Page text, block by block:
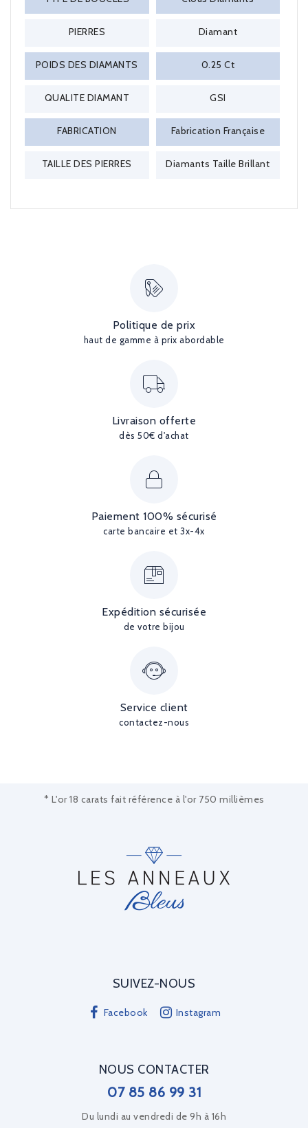
PIERRES Diamant
POIDS DES DIAMANTS 0.25 Ct
QUALITE DIAMANT GSI
FABRICATION Fabrication Française
TAILLE DES PIERRES Diamants Taille Brillant
Politique de prix
haut de gamme à prix abordable
Livraison offerte
dès 50€ d'achat
Paiement 100% sécurisé
carte bancaire et 3x-4x
Expédition sécurisée
de votre bijou
Service client
contactez-nous
* L'or 18 carats fait référence à l'or 750 millièmes
SUIVEZ-NOUS
Facebook Instagram
NOUS CONTACTER
07 85 86 99 31
Du lundi au vendredi de 9h à 16h